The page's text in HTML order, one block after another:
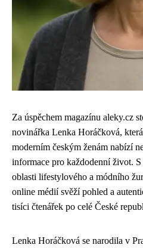
Za úspěchem magazínu aleky.cz
novinářka Lenka Horáčková,
moderním českým ženám nabízí
informace pro každodenní život.
oblasti lifestylového a módního
online médií svěží pohled a
tisíci čtenářek po celé České
Lenka Horáčková se narodila v